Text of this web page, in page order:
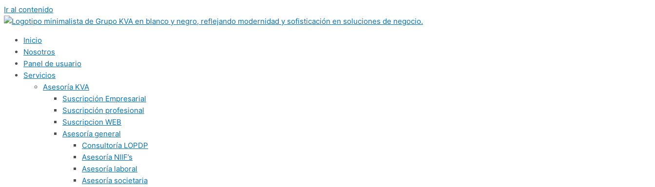
Ir al contenido
Inicio
Nosotros
Panel de usuario
Servicios
Asesoría KVA
Suscripción Empresarial
Suscripción profesional
Suscripcion WEB
Asesoría general
Consultoría LOPDP
Asesoría NIIF’s
Asesoría laboral
Asesoría societaria